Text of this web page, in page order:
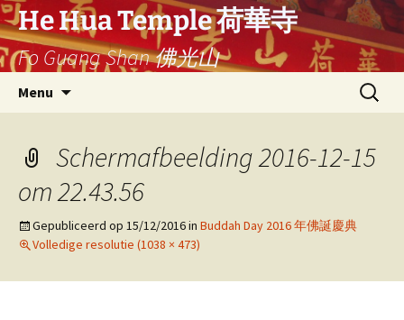
Ga
naar
de
inhoud
He Hua Temple 荷華寺
Fo Guang Shan 佛光山
Menu
Search
for:
Schermafbeelding 2016-12-15
om 22.43.56
Gepubliceerd op 15/12/2016in Buddah Day 2016 年佛誕慶典
Volledige resolutie (1038 × 473)